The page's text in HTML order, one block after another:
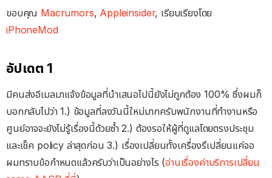
ขอบคุณ Macrumors, Appleinsider, เรียบเรียงโดย
iPhoneMod
อัปเดต 1
มีคนส่งอีเมลมาแจ้งข้อมูลที่นำเสนอไปนี้ยังไม่ถูกต้อง 100% ซึ่งผมก็
บอกกลับไปว่า 1.) ข้อมูลที่ลงวันนี้ใหม่มากครับพนักงานที่ทำงานหรือ
ศูนย์อาจจะยังไม่รู้เรื่องนี้ด้วยซ้ำ 2.) ต้องรอให้ผู้ที่ดูแลโดยตรงประชุม
และเช็ค policy ล่าสุดก่อน 3.) เรื่องเปลี่ยนทั้งเครื่องรึเปลี่ยนแค่จอ
ผมทราบข้อกำหนดแล้วครับว่าเป็นอย่างไร (อ่านเรื่องค่าบริการเปลี่ยน